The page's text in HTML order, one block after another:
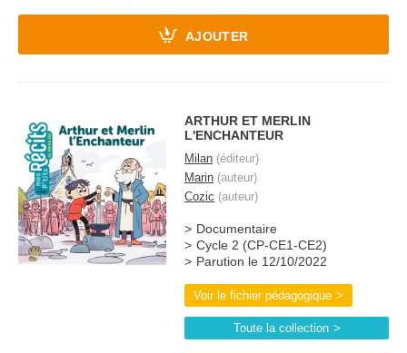
AJOUTER
ARTHUR ET MERLIN
L'ENCHANTEUR
Milan (éditeur)
Marin (auteur)
Cozic (auteur)
Documentaire
Cycle 2 (CP-CE1-CE2)
Parution le 12/10/2022
Voir le fichier pédagogique
Toute la collection